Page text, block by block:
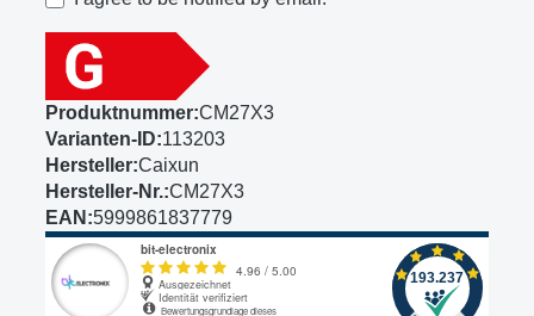
Produktnummer:CM27X3
Varianten-ID:113203
Hersteller:‎Caixun
Hersteller-Nr.:CM27X3
EAN:5999861837779